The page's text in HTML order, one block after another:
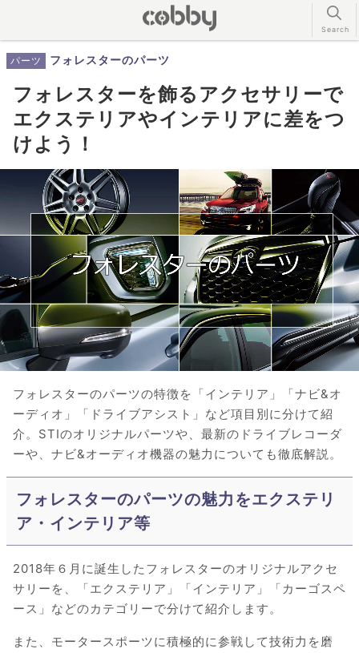
パーツ フォレスターのパーツ
フォレスターを飾るアクセサリーで
エクステリアやインテリアに差をつ
けよう！
フォレスターのパーツの特徴を「インテリア」「ナビ&オ
ーディオ」「ドライブアシスト」など項目別に分けて紹
介。STIのオリジナルパーツや、最新のドライブレコーダ
ーや、ナビ&オーディオ機器の魅力についても徹底解説。
フォレスターのパーツの魅力をエクステリ
ア・インテリア等
2018年６月に誕生したフォレスターのオリジナルアクセ
サリーを、「エクステリア」「インテリア」「カーゴスペ
ース」などのカテゴリーで分けて紹介します。
また、モータースポーツに積極的に参戦して技術力を磨